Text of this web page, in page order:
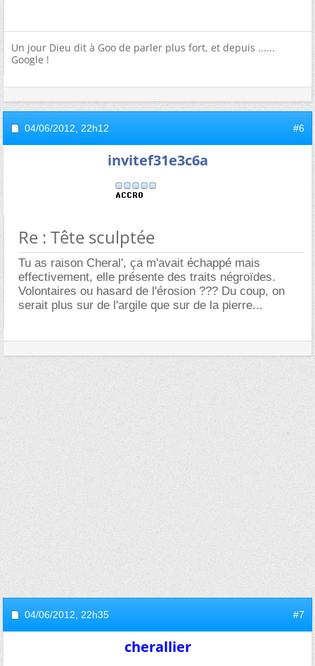
Un jour Dieu dit à Goo de parler plus fort, et depuis ......
Google !
04/06/2012, 22h12 #6
invitef31e3c6a
Re : Tête sculptée
Tu as raison Cheral', ça m'avait échappé mais
effectivement, elle présente des traits négroïdes.
Volontaires ou hasard de l'érosion ??? Du coup, on
serait plus sur de l'argile que sur de la pierre...
04/06/2012, 22h35 #7
cherallier